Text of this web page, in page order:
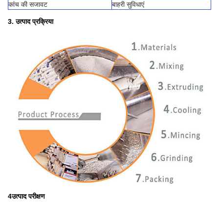
कांच की सजावट
बाहरी सुविधाएं
3. उत्पाद प्रक्रिया
4उत्पाद परीक्षण